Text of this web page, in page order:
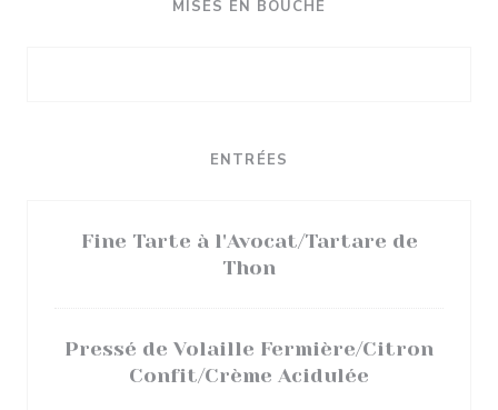
MISES EN BOUCHE
ENTRÉES
Fine Tarte à l'Avocat/Tartare de
Thon
Pressé de Volaille Fermière/Citron
Confit/Crème Acidulée